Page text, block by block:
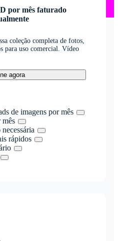
por mês faturado
coleção completa de fotos,
para uso comercial. Vídeo
agora
de imagens por mês
mês
rápidos